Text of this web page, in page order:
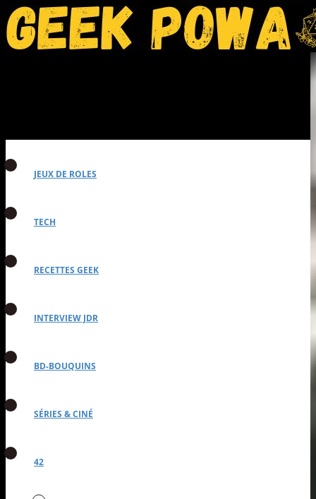
JEUX DE ROLES
TECH
RECETTES GEEK
INTERVIEW JDR
BD-BOUQUINS
SÉRIES & CINÉ
42